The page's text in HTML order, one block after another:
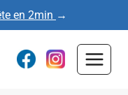
en 2min →